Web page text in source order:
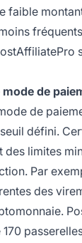
faible
de
de
défini.
des limites
Par
des